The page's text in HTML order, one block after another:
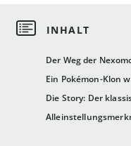
Der Weg der
Ein Pokémon-Klon
Die Story: Der